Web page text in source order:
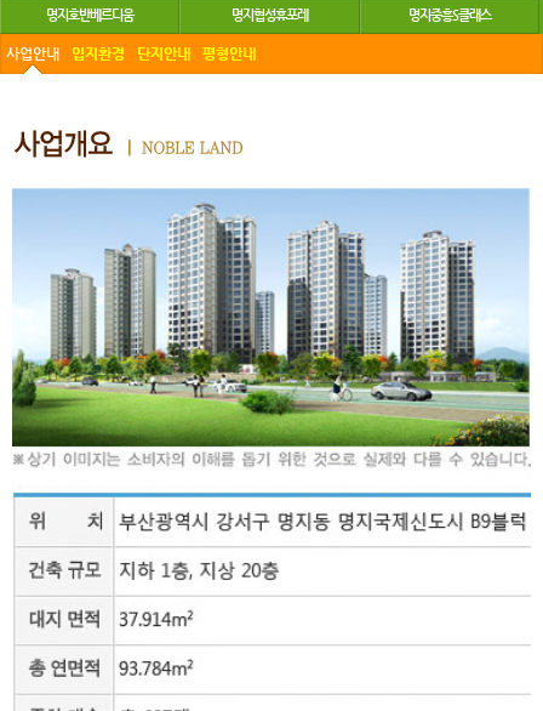
명지호반베르디움 명지협성휴포레 명지중흥S클래스
사업안내 입지환경 단지안내 평형안내